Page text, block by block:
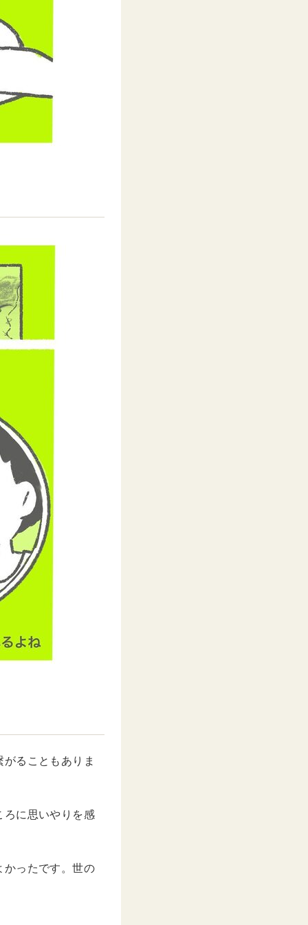
ることもありま
ろに思いやりを感
かったです。世の